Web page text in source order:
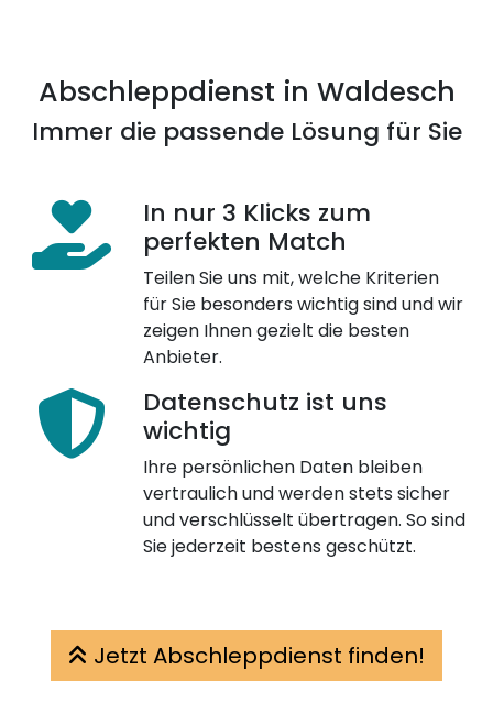
Abschleppdienst in Waldesch
Immer die passende Lösung für Sie
In nur 3 Klicks zum
perfekten Match
Teilen Sie uns mit, welche Kriterien
für Sie besonders wichtig sind und wir
zeigen Ihnen gezielt die besten
Anbieter.
Datenschutz ist uns
wichtig
Ihre persönlichen Daten bleiben
vertraulich und werden stets sicher
und verschlüsselt übertragen. So sind
Sie jederzeit bestens geschützt.
Jetzt Abschleppdienst finden!